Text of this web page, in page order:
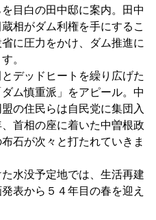
目白の田中邸に案内。田中
相がダム利権を手にするこ
に圧力をかけ、ダム推進に
。
デッドヒートを繰り広げた
ム慎重派」をアピール。中
の住民らは自民党に集団入
首相の座に着いた中曽根政
石が次々と打たれていきま
水没予定地では、生活再建
表から５４年目の春を迎え